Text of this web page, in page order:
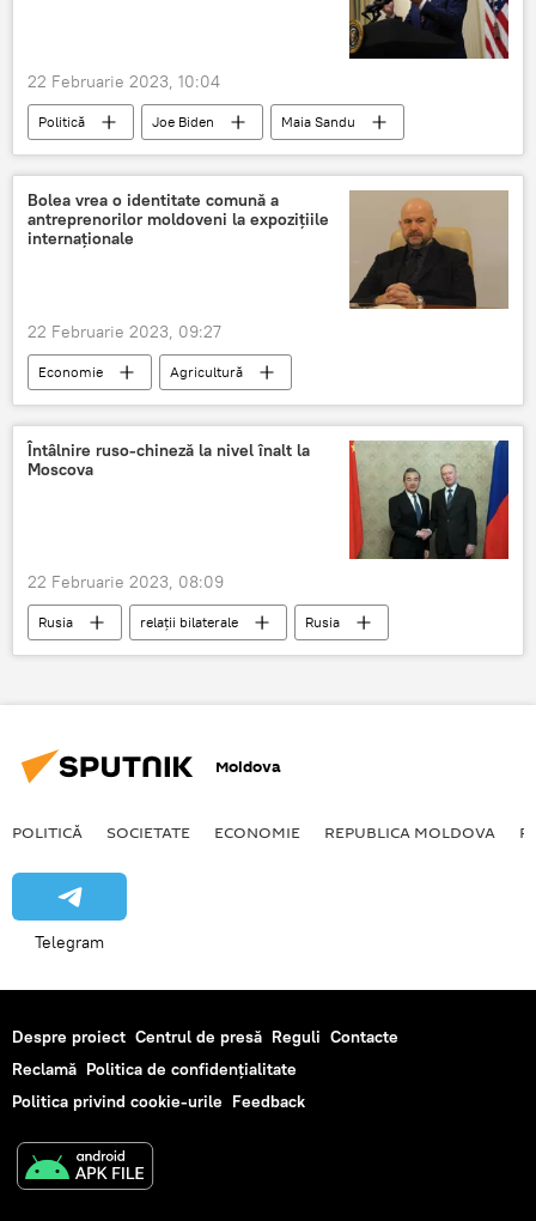
22 Februarie 2023, 10:04
Politică Joe Biden
Maia Sandu
SUA
Moldova
Bolea vrea o identitate comună a
antreprenorilor moldoveni la expozițiile
internaționale
22 Februarie 2023, 09:27
Economie
Agricultură
agricultorii moldoveni
expoziții
Întâlnire ruso-chineză la nivel înalt la
Moscova
22 Februarie 2023, 08:09
Rusia relații bilaterale
Rusia
China
Lumea multipolară
Moldova
POLITICĂ SOCIETATE ECONOMIE REPUBLICA MOLDOVA
Telegram
Despre proiect Centrul de presă Reguli Contacte
Reclamă Politica de confidențialitate
Politica privind cookie-urile Feedback